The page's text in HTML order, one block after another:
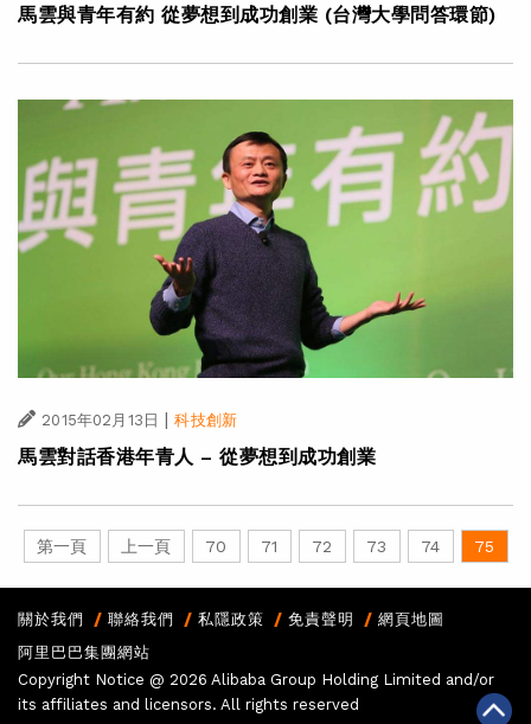
馬雲與青年有約 從夢想到成功創業 (台灣大學問答環節)
2015年02月13日 科技創新
馬雲對話香港年青人 – 從夢想到成功創業
第一頁 上一頁 70 71 72 73 74 75
關於我們 聯絡我們 私隱政策 免責聲明
網頁地圖
阿里巴巴集團網站
Copyright Notice @ 2026 Alibaba Group Holding Limited and/or
its affiliates and licensors. All rights reserved